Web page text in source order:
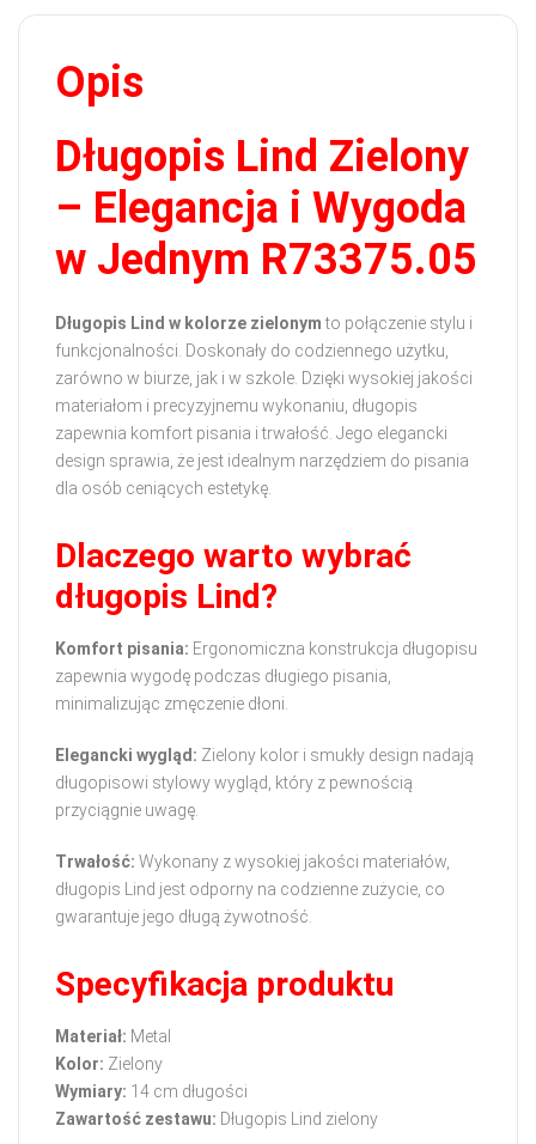
Opis
Długopis Lind Zielony
– Elegancja i Wygoda
w Jednym R73375.05
Długopis Lind w kolorze zielonymto połączenie stylu i
funkcjonalności. Doskonały do codziennego użytku,
zarówno w biurze, jak i w szkole. Dzięki wysokiej jakości
materiałom i precyzyjnemu wykonaniu, długopis
zapewnia komfort pisania i trwałość. Jego elegancki
design sprawia, że jest idealnym narzędziem do pisania
dla osób ceniących estetykę.
Dlaczego warto wybrać
długopis Lind?
Komfort pisania: Ergonomiczna konstrukcja długopisu
zapewnia wygodę podczas długiego pisania,
minimalizując zmęczenie dłoni.
Elegancki wygląd: Zielony kolor i smukły design nadają
długopisowi stylowy wygląd, który z pewnością
przyciągnie uwagę.
Trwałość: Wykonany z wysokiej jakości materiałów,
długopis Lind jest odporny na codzienne zużycie, co
gwarantuje jego długą żywotność.
Specyfikacja produktu
Materiał: Metal
Kolor: Zielony
Wymiary: 14 cm długości
Zawartość zestawu: Długopis Lind zielony